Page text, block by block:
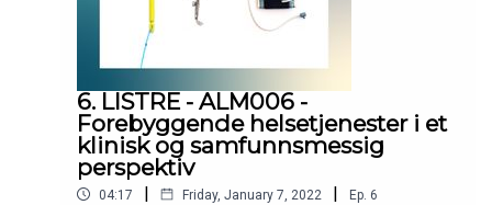
6. LISTRE - ALM006 -
Forebyggende helsetjenester i et
klinisk og samfunnsmessig
perspektiv
04:17 | Friday, January 7, 2022 | Ep. 6